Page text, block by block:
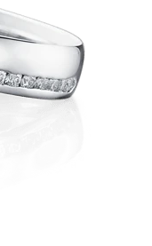
コラム
よくあるご質問